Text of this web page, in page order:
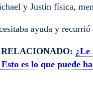
y Justin física,
ayuda y
¿Le
es lo que puede